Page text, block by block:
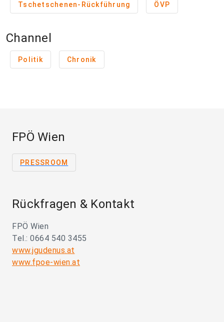
Tschetschenen-Rückführung ÖVP
Channel
Politik Chronik
FPÖ Wien
PRESSROOM
Rückfragen & Kontakt
FPÖ Wien
Tel.: 0664 540 3455
www.jgudenus.at
www.fpoe-wien.at